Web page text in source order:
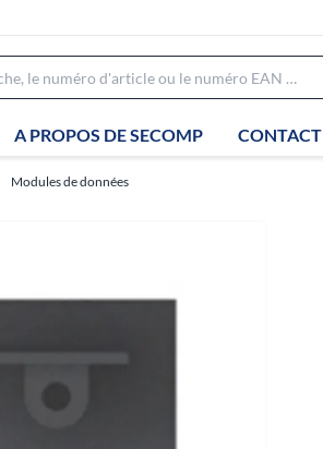
A PROPOS DE SECOMP CONTACT
Modules de données